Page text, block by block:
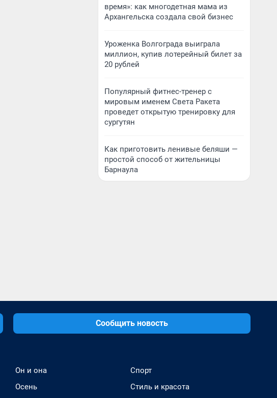
время»: как многодетная мама из
Архангельска создала свой бизнес
Уроженка Волгограда выиграла
миллион, купив лотерейный билет за
20 рублей
Популярный фитнес-тренер с
мировым именем Света Ракета
проведет открытую тренировку для
сургутян
Как приготовить ленивые беляши —
простой способ от жительницы
Барнаула
Сообщить новость
Он и она
Осень
Спорт
Стиль и красота